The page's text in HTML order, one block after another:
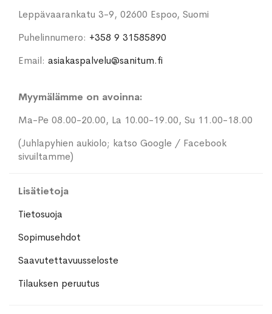
Leppävaarankatu 3-9, 02600 Espoo, Suomi
Puhelinnumero: +358 9 31585890
Email: asiakaspalvelu@sanitum.fi
Myymälämme on avoinna:
Ma-Pe 08.00-20.00, La 10.00-19.00, Su 11.00-18.00
(Juhlapyhien aukiolo; katso Google / Facebook
sivuiltamme)
Lisätietoja
Tietosuoja
Sopimusehdot
Saavutettavuusseloste
Tilauksen peruutus